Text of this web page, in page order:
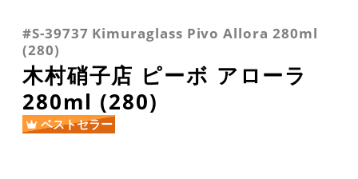
ワイングラス
#S-39737 Kimuraglass Pivo Allora 280ml
(280)
木村硝子店 ピーボ アローラ
280ml (280)
ベストセラー